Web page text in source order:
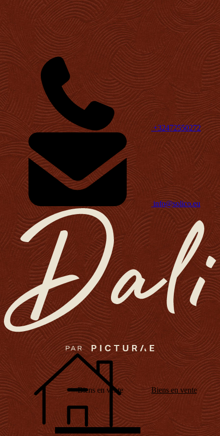
+32472550272
info@solico.eu
Biens en vente
Biens en vente